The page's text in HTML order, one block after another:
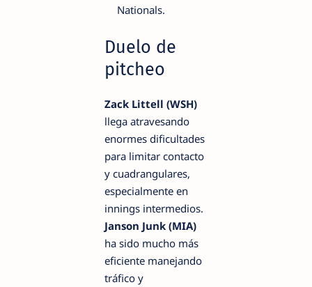
Nationals.
Duelo de
pitcheo
Zack Littell (WSH)
llega atravesando
enormes dificultades
para limitar contacto
y cuadrangulares,
especialmente en
innings intermedios.
Janson Junk (MIA)
ha sido mucho más
eficiente manejando
tráfico y